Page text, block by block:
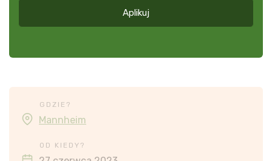
Aplikuj
GDZIE?
Mannheim
OD KIEDY?